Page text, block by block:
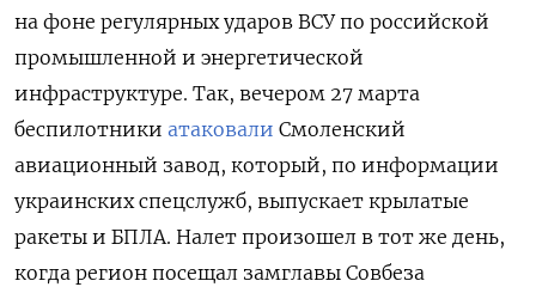
на фоне регулярных ударов ВСУ по российской
промышленной и энергетической
инфраструктуре. Так, вечером 27 марта
беспилотники атаковали Смоленский
авиационный завод, который, по информации
украинских спецслужб, выпускает крылатые
ракеты и БПЛА. Налет произошел в тот же день,
когда регион посещал замглавы Совбеза